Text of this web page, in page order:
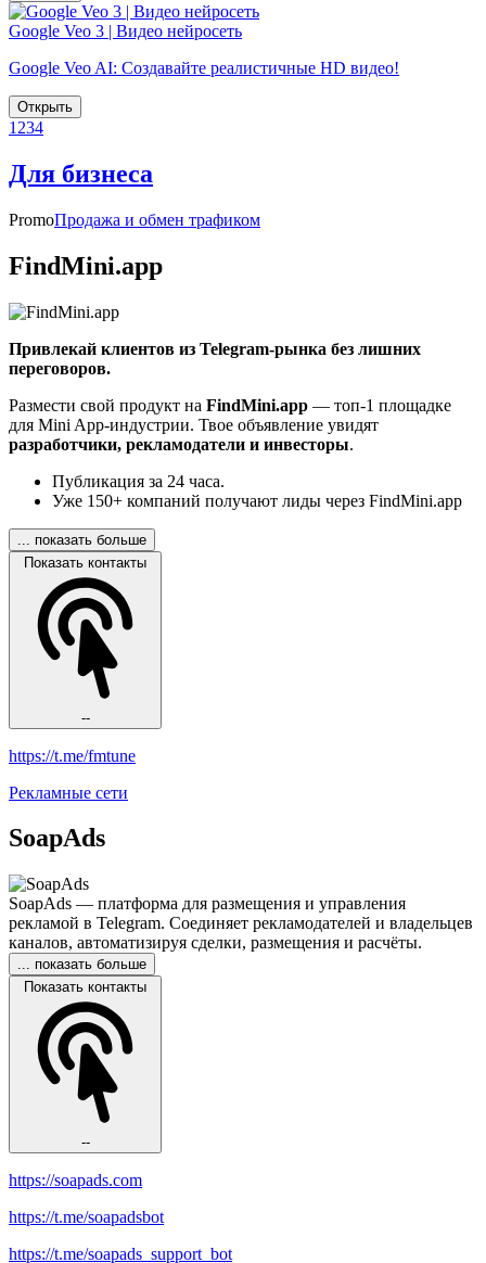
Google Veo 3 | Видео нейросеть
Google Veo AI: Создавайте реалистичные HD видео!
Открыть
1 234
Для бизнеса
PromoПродажа и обмен трафиком
FindMini.app
Привлекай клиентов из Telegram-рынка без лишних
переговоров.
Размести свой продукт на FindMini.app — топ-1 площадке
для Mini App-индустрии. Твое объявление увидят
разработчики, рекламодатели и инвесторы.
Публикация за 24 часа.
Уже 150+ компаний получают лиды через FindMini.app
... показать больше
Показать контакты
--
https://t.me/fmtune
Рекламные сети
SoapAds
SoapAds — платформа для размещения и управления
рекламой в Telegram. Соединяет рекламодателей и владельцев
каналов, автоматизируя сделки, размещения и расчёты.
... показать больше
Показать контакты
--
https://soapads.com
https://t.me/soapadsbot
https://t.me/soapads_support_bot